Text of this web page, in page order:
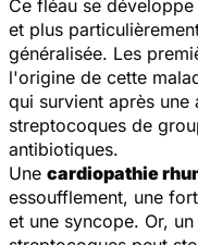
Ce fléau se
et plus
généralisée. Les
l'origine de cette
qui survient après une
streptocoques de
antibiotiques.
Une cardiopathie
essoufflement, une
et une syncope. Or,